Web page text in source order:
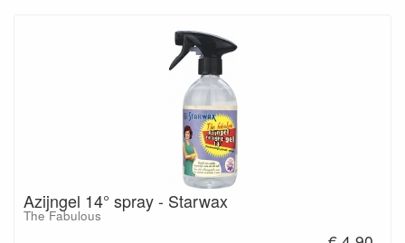
Azijngel 14° spray - Starwax
The Fabulous